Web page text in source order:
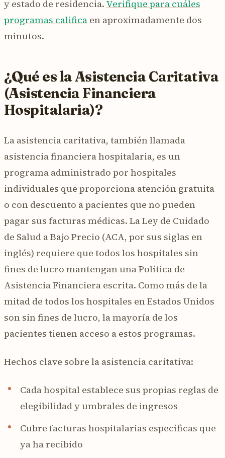
y estado de residencia. Verifique para cuáles
programas califica en aproximadamente dos
minutos.
¿Qué es la Asistencia Caritativa
(Asistencia Financiera
Hospitalaria)?
La asistencia caritativa, también llamada
asistencia financiera hospitalaria, es un
programa administrado por hospitales
individuales que proporciona atención gratuita
o con descuento a pacientes que no pueden
pagar sus facturas médicas. La Ley de Cuidado
de Salud a Bajo Precio (ACA, por sus siglas en
inglés) requiere que todos los hospitales sin
fines de lucro mantengan una Política de
Asistencia Financiera escrita. Como más de la
mitad de todos los hospitales en Estados Unidos
son sin fines de lucro, la mayoría de los
pacientes tienen acceso a estos programas.
Hechos clave sobre la asistencia caritativa:
Cada hospital establece sus propias reglas de
elegibilidad y umbrales de ingresos
Cubre facturas hospitalarias específicas que
ya ha recibido